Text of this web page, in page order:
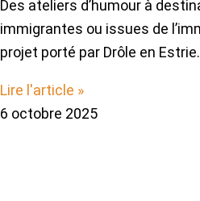
Des ateliers d’humour à
immigrantes ou issues de
projet porté par Drôle en Estrie.
Lire l'article »
6 octobre 2025